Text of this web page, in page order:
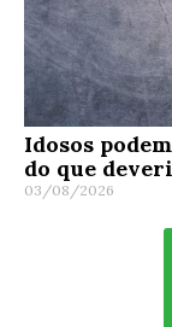
Idosos
do que
03/08/2026